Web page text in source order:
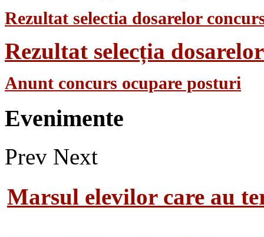
Rezultat selectia dosarelor
Rezultat selecția
Anunt concurs ocupare posturi
Evenimente
Prev Next
Marsul elevilor care au